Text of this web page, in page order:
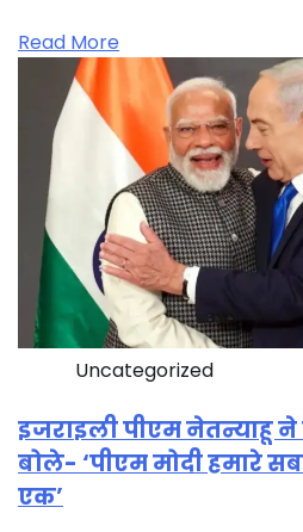
Read More
Uncategorized
इजराइली पीएम नेतन्याहू
बोले- ‘पीएम मोदी हमारे
एक’